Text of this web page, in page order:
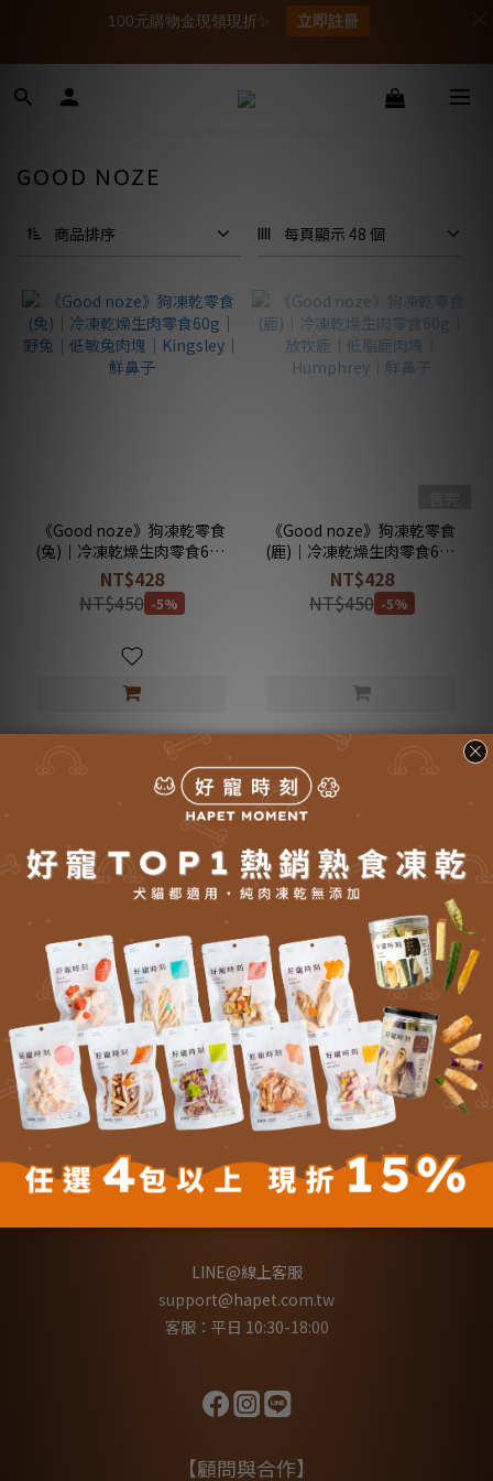
GOOD NOZE
商品排序 每頁顯示 48 個
《Good noze》狗凍乾零食
(兔)｜冷凍乾燥生肉零食60g
｜野兔｜低敏兔肉塊｜
Kingsley｜鮮鼻子
NT$428
NT$450 -5%
《Good noze》狗凍乾零食
(鹿)｜冷凍乾燥生肉零食60g
｜放牧鹿｜低脂鹿肉塊｜
Humphrey｜鮮鼻子
NT$428
NT$450 -5%
【會員獨享】
會員分級回饋
點點換好禮
【顧客服務】
關於我們
實體門市
運送與運費
退換貨辦法
隱私權政策
LINE@線上客服
support@hapet.com.tw
客服：平日 10:30-18:00
【顧問與合作】
100元購物金現領現折✨ 立即註冊